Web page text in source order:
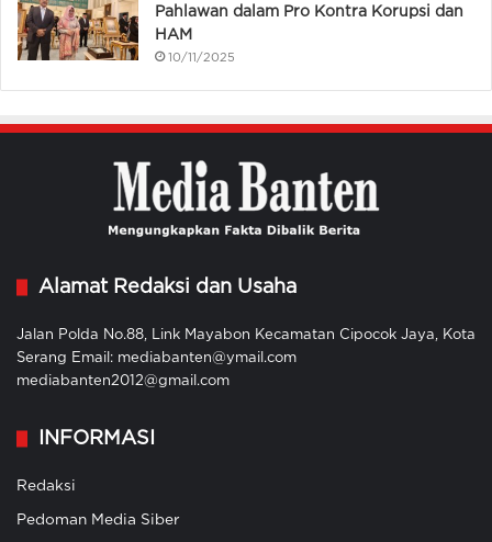
Pahlawan dalam Pro Kontra Korupsi dan
HAM
10/11/2025
Alamat Redaksi dan Usaha
Jalan Polda No.88, Link Mayabon Kecamatan Cipocok Jaya, Kota
Serang Email: mediabanten@ymail.com
mediabanten2012@gmail.com
INFORMASI
Redaksi
Pedoman Media Siber